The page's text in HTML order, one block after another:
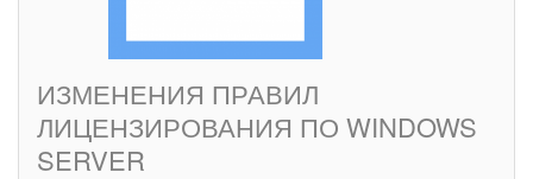
ИЗМЕНЕНИЯ ПРАВИЛ
ЛИЦЕНЗИРОВАНИЯ ПО WINDOWS
SERVER